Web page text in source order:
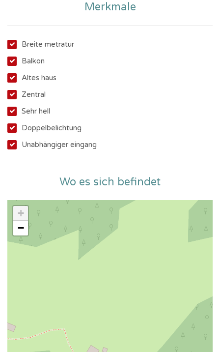
direktem Zugang von der Hauptstraße, eine Werkstatt und
ein Badezimmer.
Merkmale
Breite metratur
Balkon
Altes haus
Zentral
Sehr hell
Doppelbelichtung
Unabhängiger eingang
Wo es sich befindet
+
−